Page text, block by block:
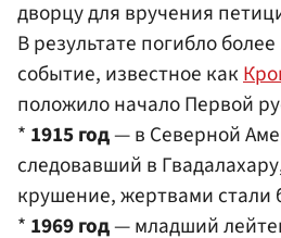
дворцу для вручения
В результате погибло
событие, известное как
положило начало Первой
* 1915 год— в Северной
следовавший в
крушение, жертвами стали
* 1969 год— младший